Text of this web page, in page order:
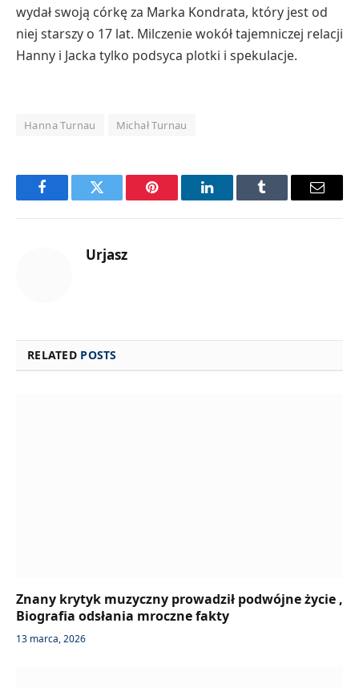
wydał swoją córkę za Marka Kondrata, który jest od
niej starszy o 17 lat. Milczenie wokół tajemniczej relacji
Hanny i Jacka tylko podsyca plotki i spekulacje.
Hanna Turnau Michał Turnau
FacebookTwitter Pinterest LinkedInTumblr Email
Urjasz
RELATED POSTS
Znany krytyk muzyczny prowadził podwójne życie ,
Biografia odsłania mroczne fakty
13 marca, 2026